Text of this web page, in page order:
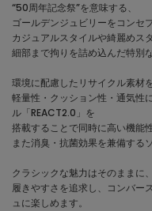
“50周年記念祭”を意味する、
ゴールデンジュビリーをコンセプ
カジュアルスタイルや綺麗めス
細部まで拘りを詰め込んだ特別
環境に配慮したリサイクル素材
軽量性・クッション性・通気性
ル「REACT2.0」を
搭載することで同時に高い機能
また消臭・抗菌効果を兼備する
クラシックな魅力はそのままに、
履きやすさを追求し、コンバー
ュに楽しめます。